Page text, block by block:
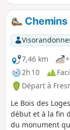
Chemins
7,46 km
2h 10
Départ à
Le Bois des
début et à la fin
du monument